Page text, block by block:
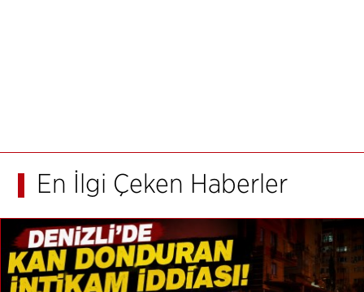
En İlgi Çeken Haberler